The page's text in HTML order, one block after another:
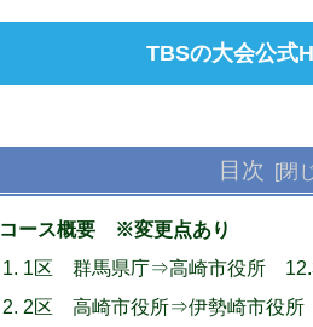
TBSの大会公式
目次
コース概要 ※変更点あり
1区 群馬県庁⇒高崎市役所
2区 高崎市役所⇒伊勢崎市役